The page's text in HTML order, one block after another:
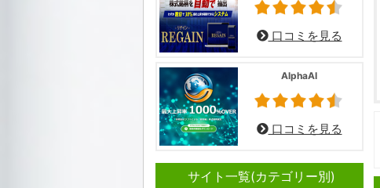
口コミを見る
AlphaAI
口コミを見る
サイト一覧(カテゴリー別)